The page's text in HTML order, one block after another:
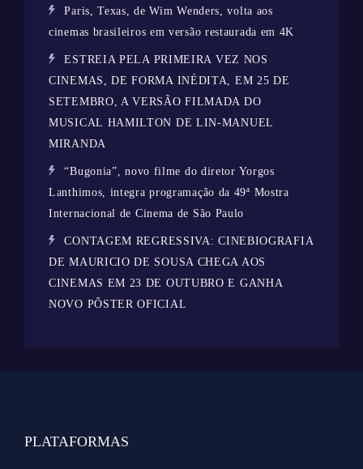
Paris, Texas, de Wim Wenders, volta aos
cinemas brasileiros em versão restaurada em 4K
ESTREIA PELA PRIMEIRA VEZ NOS
CINEMAS, DE FORMA INÉDITA, EM 25 DE
SETEMBRO, A VERSÃO FILMADA DO
MUSICAL HAMILTON DE LIN-MANUEL
MIRANDA
“Bugonia”, novo filme do diretor Yorgos
Lanthimos, integra programação da 49ª Mostra
Internacional de Cinema de São Paulo
CONTAGEM REGRESSIVA: CINEBIOGRAFIA
DE MAURICIO DE SOUSA CHEGA AOS
CINEMAS EM 23 DE OUTUBRO E GANHA
NOVO PÔSTER OFICIAL
PLATAFORMAS